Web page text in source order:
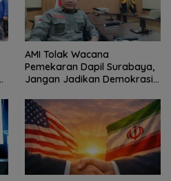
AMI Tolak Wacana
Pemekaran Dapil Surabaya,
Jangan Jadikan Demokrasi
Politik